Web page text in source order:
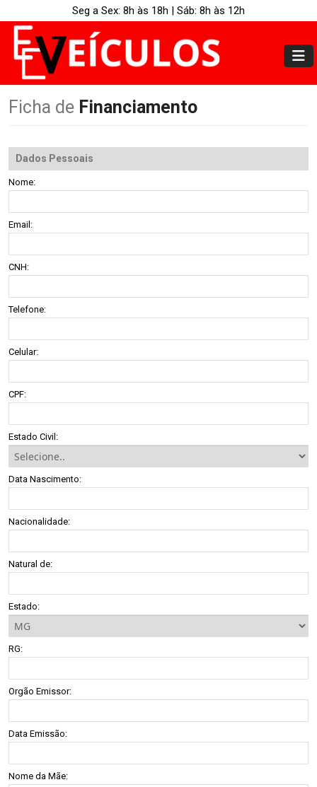
Seg a Sex: 8h às 18h | Sáb: 8h às 12h
Ficha de Financiamento
Dados Pessoais
Nome:
Email:
CNH:
Telefone:
Celular:
CPF:
Estado Civil:
Data Nascimento:
Nacionalidade:
Natural de:
Estado:
RG:
Orgão Emissor:
Data Emissão:
Nome da Mãe: